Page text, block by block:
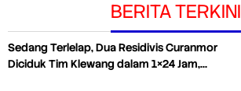
BERITA TERKINI
Sedang Terlelap, Dua Residivis Curanmor
Diciduk Tim Klewang dalam 1×24 Jam,…